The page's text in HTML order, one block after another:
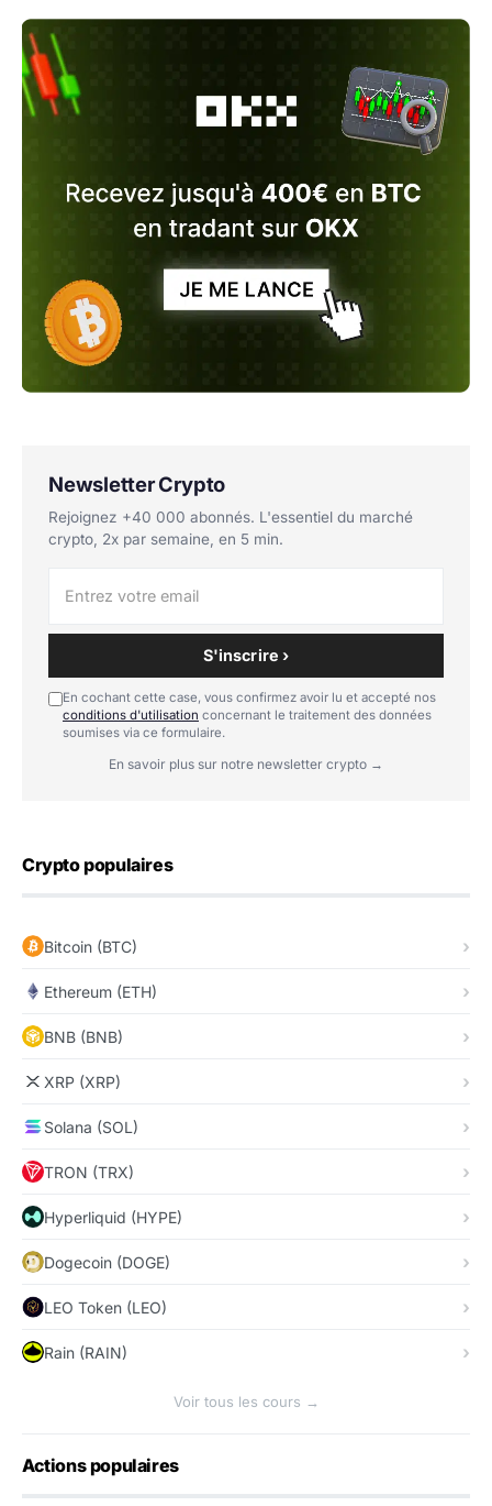
Newsletter Crypto
Rejoignez +40 000 abonnés. L'essentiel du marché
crypto, 2x par semaine, en 5 min.
S'inscrire ›
En cochant cette case, vous confirmez avoir lu et accepté nos
conditions d'utilisation concernant le traitement des données
soumises via ce formulaire.
En savoir plus sur notre newsletter crypto →
Crypto populaires
Bitcoin (BTC)
Ethereum (ETH)
BNB (BNB)
XRP (XRP)
Solana (SOL)
TRON (TRX)
Hyperliquid (HYPE)
Dogecoin (DOGE)
LEO Token (LEO)
Rain (RAIN)
Voir tous les cours →
Actions populaires